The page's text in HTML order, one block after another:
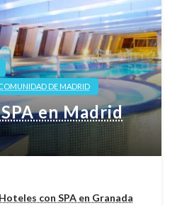
DE MADRID
en Madrid
Hoteles con SPA en Granada